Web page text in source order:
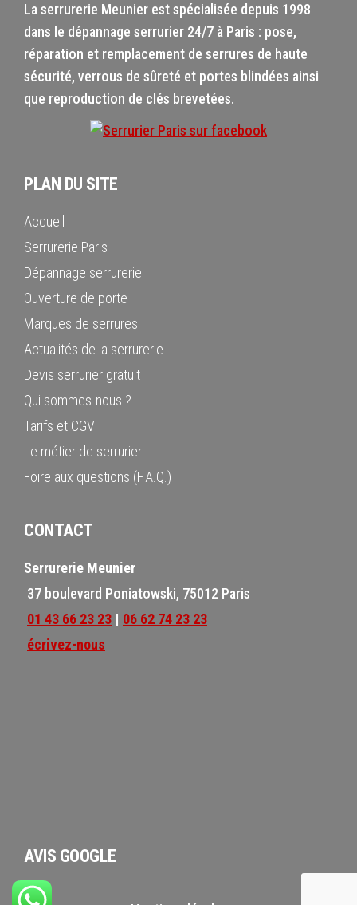
La serrurerie Meunier est spécialisée depuis 1998
dans le dépannage serrurier 24/7 à Paris : pose,
réparation et remplacement de serrures de haute
sécurité, verrous de sûreté et portes blindées ainsi
que reproduction de clés brevetées.
PLAN DU SITE
Accueil
Serrurerie Paris
Dépannage serrurerie
Ouverture de porte
Marques de serrures
Actualités de la serrurerie
Devis serrurier gratuit
Qui sommes-nous ?
Tarifs et CGV
Le métier de serrurier
Foire aux questions (F.A.Q.)
CONTACT
Serrurerie Meunier
37 boulevard Poniatowski, 75012 Paris
01 43 66 23 23 | 06 62 74 23 23
écrivez-nous
AVIS GOOGLE